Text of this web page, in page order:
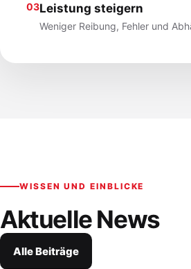
03Leistung steigern
Weniger Reibung, Fehler und
WISSEN UND EINBLICKE
Aktuelle News
Alle Beiträge